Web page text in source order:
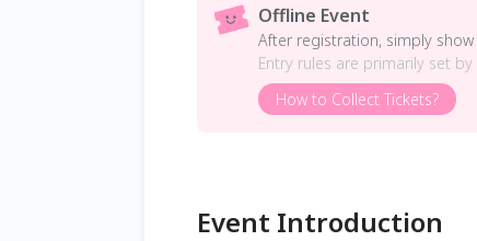
Offline Event
After registration, simply
Entry rules are primarily set
How to Collect Tickets?
Event Introduction